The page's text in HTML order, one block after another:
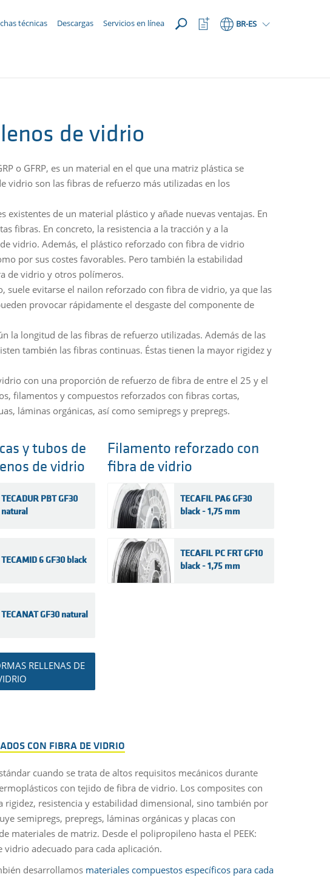
técnicas Descargas Servicios en línea BR-ES
Abrir
lista
de vidrio
o GFRP, es un material en el que una matriz plástica se
vidrio son las fibras de refuerzo más utilizadas en los
de un material plástico y añade nuevas ventajas. En
fibras. En concreto, la resistencia a la tracción y a la
vidrio. Además, el plástico reforzado con fibra de vidrio
por sus costes favorables. Pero también la estabilidad
de vidrio y otros polímeros.
suele evitarse el nailon reforzado con fibra de vidrio, ya que las
provocar rápidamente el desgaste del componente de
la longitud de las fibras de refuerzo utilizadas. Además de las
también las fibras continuas. Éstas tienen la mayor rigidez y
con una proporción de refuerzo de fibra de entre el 25 y el
filamentos y compuestos reforzados con fibras cortas,
láminas orgánicas, así como semipregs y prepregs.
y tubos de
de vidrio
TECADUR PBT GF30
natural
TECAMID 6 GF30 black
TECANAT GF30 natural
RELLENAS DE
Filamento reforzado con
fibra de vidrio
TECAFIL PA6 GF30
black - 1,75 mm
TECAFIL PC FRT GF10
black - 1,75 mm
CON FIBRA DE VIDRIO
cuando se trata de altos requisitos mecánicos durante
con tejido de fibra de vidrio. Los composites con
resistencia y estabilidad dimensional, sino también por
semipregs, prepregs, láminas orgánicas y placas con
materiales de matriz. Desde el polipropileno hasta el PEEK:
adecuado para cada aplicación.
desarrollamos materiales compuestos específicos para cada